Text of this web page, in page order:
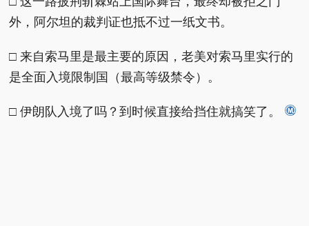
外，阿尔坦的裁判证也抵不过一纸文书。
□ 来自索马里是最主要的原因，老美对索马里实行的
是全面入境限制国（最高等级禁令）。
□ 伊朗队入境了吗？到时候直接给挡住就搞笑了。